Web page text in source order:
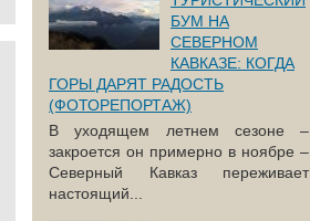
БУМ НА
СЕВЕРНОМ
КАВКАЗЕ: КОГДА
ГОРЫ ДАРЯТ РАДОСТЬ
(ФОТОРЕПОРТАЖ)
В уходящем летнем сезоне –
закроется он примерно в ноябре –
Северный Кавказ переживает
настоящий...